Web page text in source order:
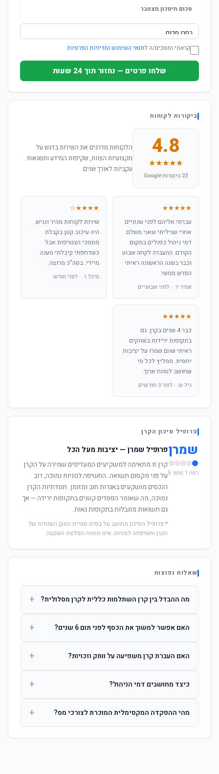
סכום חיסכון מצטבר
קראתי ומסכים/ה לתנאי השימוש ומדיניות הפרטיות
שלחו פרטים — נחזור תוך 24 שעות
ביקורות לקוחות
4.8
★★★★★
23 ביקורות Google
הלקוחות מדרגים את השירות בדגש על
מקצועיות הצוות, שקיפות המידע ותשואות
עקביות לאורך שנים.
★★★★★
עברתי אליהם לפני שנתיים
אחרי שגיליתי שאני משלם
דמי ניהול כפולים במקום
הקודם. ההעברה לקחה שבוע
וכבר בשנה הראשונה ראיתי
הפרש ממשי.
אמיר ד. · לפני שבועיים
★★★★☆
שירות לקוחות מהיר ונגיש.
היה עיכוב קטן בקבלת
מסמכי הצטרפות אבל
כשדחפתי קיבלתי מענה
מיידי. בסה"כ מרוצה.
מיכל ר. · לפני חודש
★★★★★
כבר 4 שנים בקרן. גם
בתקופות ירידות בשווקים
ראיתי שהם שמרו על יציבות
יחסית. ממליץ לכל מי
שחושב לטווח ארוך.
גיל ש. · לפני 3 חודשים
פרופיל סיכון הקרן
שמרן
רמה 1 מתוך 5
פרופיל שמרן — יציבות מעל הכל
קרן זו מתאימה למשקיעים המעדיפים שמירה על הקרן
על פני מקסום תשואה. החשיפה למניות נמוכה, רוב
הנכסים מושקעים באגרות חוב ומזומן. תנודתיות הקרן
נמוכה, מה שאומר הפסדים קטנים בתקופות ירידה — אך
גם תשואות מוגבלות בתקופות גאות.
* פרופיל הסיכון מחושב על בסיס סטיית התקן השנתית של
הקרן וחשיפתה למניות. אינו מהווה המלצת השקעה.
שאלות נפוצות
מה ההבדל בין קרן השתלמות כללית לקרן מסלולית? +
ההשקעות. קרן מסלולית עוקבת אחרי מדד ספציפי ומאפשרת
האם אפשר למשוך את הכסף לפני תום 6 שנים? +
הרווחים. לאחר 6 שנים ניתן למשוך פטור ממס עד לתקרה
האם העברת קרן משפיעה על וותק וזכויות? +
החברות. הוותק ממשיך להיספר מיום ההפקדה הראשונה.
כיצד מחושבים דמי הניהול? +
ומתן על שיעורם בעת הצטרפות.
מהי ההפקדה המקסימלית המוכרת לצורכי מס? +